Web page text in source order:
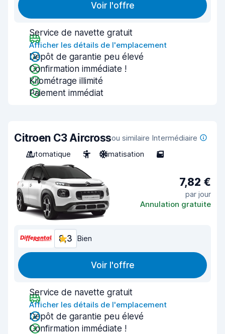
Voir l'offre
Service de navette gratuit
Afficher les détails de l'emplacement
Dépôt de garantie peu élevé
Confirmation immédiate !
Kilométrage illimité
Paiement immédiat
Citroen C3 Aircrossou similaire Intermédiaire
Automatique
5 Climatisation 5
7,82 €
par jour
Annulation gratuite
8,3 Bien
Voir l'offre
Service de navette gratuit
Afficher les détails de l'emplacement
Dépôt de garantie peu élevé
Confirmation immédiate !